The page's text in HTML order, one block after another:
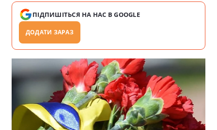
ПІДПИШІТЬСЯ НА НАС В GOOGLE
ДОДАТИ ЗАРАЗ